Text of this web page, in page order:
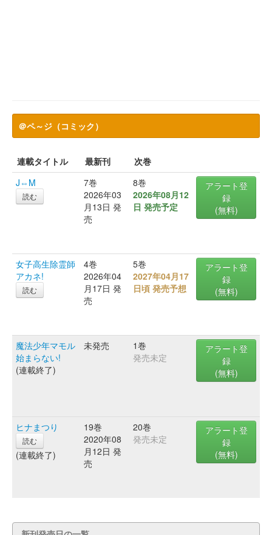
＠ペ～ジ（コミック）
連載タイトル 最新刊
次巻
J⇔M
読む
7巻
2026年03
月13日 発
売
8巻
2026年08月12
日 発売予定
アラート登
録
(無料)
女子高生除霊師
アカネ!
読む
4巻
2026年04
月17日 発
売
5巻
2027年04月17
日頃 発売予想
アラート登
録
(無料)
魔法少年マモル
始まらない!
(連載終了)
未発売
1巻
発売未定
アラート登
録
(無料)
ヒナまつり
読む
(連載終了)
19巻
2020年08
月12日 発
売
20巻
発売未定
アラート登
録
(無料)